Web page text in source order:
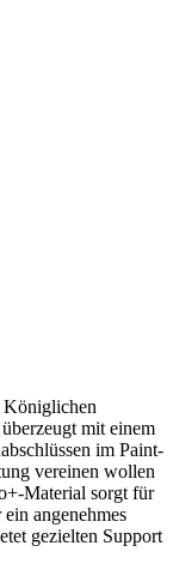
mit einem
vereinen wollen
angenehmes
gezielten Support
3+/M+